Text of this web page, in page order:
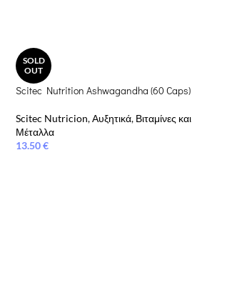
SOLD
OUT
Scitec Nutrition Ashwagandha (60 Caps)
Scitec Nutricion,Αυξητικά, Βιταμίνες και
Μέταλλα
13.50€